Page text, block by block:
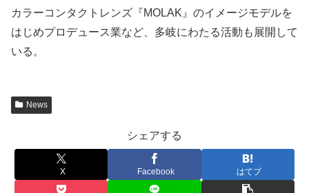
カラーコンタクトレンズ『MOLAK』のイメージモデルを
はじめプロデュース業など、多岐にわたる活動も展開して
いる。
News
シェアする
X Facebook はてブ